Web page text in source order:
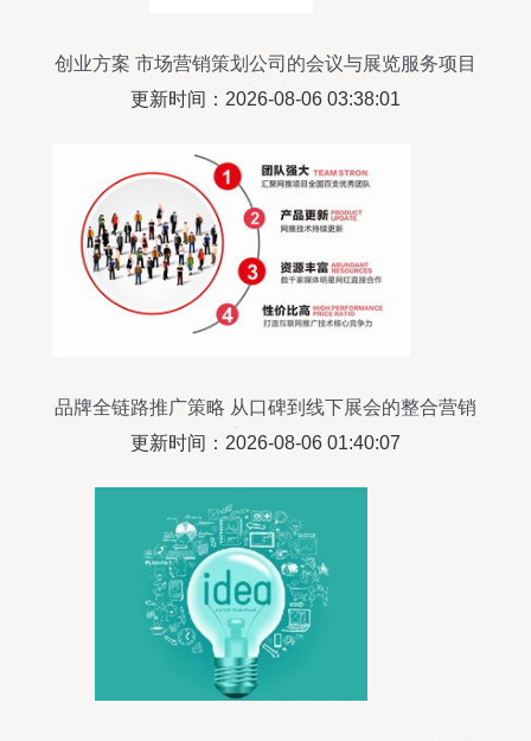
创业方案 市场营销策划公司的会议与展览服务项目
计划书
更新时间：2026-08-06 03:38:01
品牌全链路推广策略 从口碑到线下展会的整合营销
实战解析
更新时间：2026-08-06 01:40:07